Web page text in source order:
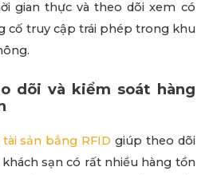
gian thực và theo dõi xem có
cố truy cập trái phép trong khu
dõi và kiểm soát hàng
sản bẳng RFID giúp theo dõi
sạn có rất nhiều hàng tồn